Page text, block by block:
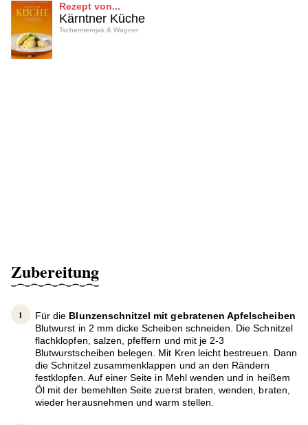
Rezept von...
Kärntner Küche
Tschermernjak & Wagner
Zubereitung
Für die Blunzenschnitzel mit gebratenen Apfelscheiben
Blutwurst in 2 mm dicke Scheiben schneiden. Die Schnitzel
flachklopfen, salzen, pfeffern und mit je 2-3
Blutwurstscheiben belegen. Mit Kren leicht bestreuen. Dann
die Schnitzel zusammenklappen und an den Rändern
festklopfen. Auf einer Seite in Mehl wenden und in heißem
Öl mit der bemehlten Seite zuerst braten, wenden, braten,
wieder herausnehmen und warm stellen.